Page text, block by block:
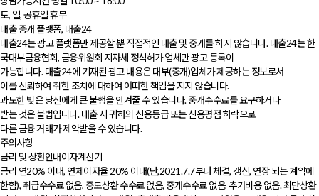
토, 일, 공휴일 휴무
대출 중개 플랫폼, 대출24
대출24는 광고 플랫폼만 제공할 뿐 직접적인 대출 및 중개를 하지 않습니다. 대출24는 한
국대부금융협회, 금융위원회 지자체 정식허가 업체만 광고 등록이
가능합니다. 대출24에 기재된 광고 내용은 대부(중개)업체가 제공하는 정보로서
이를 신뢰하여 취한 조치에 대하여 어떠한 책임을 지지 않습니다.
과도한 빚은 당신에게 큰 불행을 안겨줄 수 있습니다. 중개수수료를 요구하거나
받는 것은 불법입니다. 대출 시 귀하의 신용등급 또는 신용평점 하락으로
다른 금융 거래가 제약받을 수 있습니다.
주의사항
금리 및 상환안내이자계산기
금리 연20% 이내, 연체이자율 20% 이내(단,2021.7.7부터 체결, 갱신, 연장 되는 계약에
한함), 취급수수료 없음, 중도상환 수수료 없음, 중개수수료 없음, 추가비용 없음. 최단상환